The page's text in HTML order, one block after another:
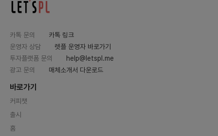
카톡 문의
카톡 링크
운영자 상담
렛플 운영자 바로가기
투자플랫폼 문의
help@letspl.me
광고 문의
매체소개서 다운로드
바로가기
커피챗
출시
홈